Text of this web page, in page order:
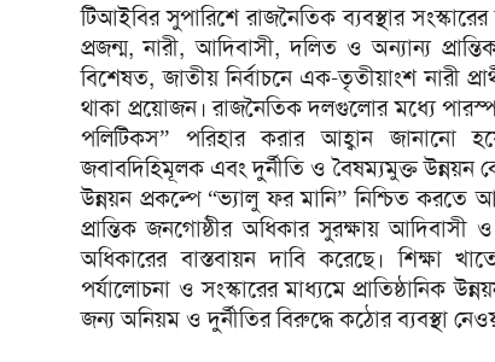
টিআইবির সুপারিশে রাজনৈতিক ব্যবস্থার
প্রজন্ম, নারী, আদিবাসী, দলিত ও অন্যান্য
বিশেষত, জাতীয় নির্বাচনে এক-তৃতীয়াংশ নারী
থাকা প্রয়োজন। রাজনৈতিক দলগুলোর মধ্যে
পলিটিকস” পরিহার করার আহ্বান জানানো
জবাবদিহিমূলক এবং দুর্নীতি ও বৈষম্যমুক্ত
উন্নয়ন প্রকল্পে “ভ্যালু ফর মানি” নিশ্চিত করতে
প্রান্তিক জনগোষ্ঠীর অধিকার সুরক্ষায়
অধিকারের বাস্তবায়ন দাবি করেছে। শিক্ষা
পর্যালোচনা ও সংস্কারের মাধ্যমে প্রাতিষ্ঠানিক
জন্য অনিয়ম ও দুর্নীতির বিরুদ্ধে কঠোর ব্যবস্থা